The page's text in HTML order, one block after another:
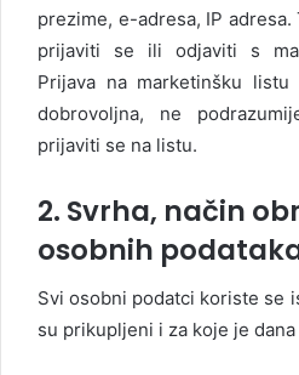
prezime, e-adresa, IP
prijaviti se ili odjaviti s
Prijava na marketinšku
dobrovoljna, ne
prijaviti se na listu.
2. Svrha, način
osobnih
Svi osobni podatci koriste se
su prikupljeni i za koje je